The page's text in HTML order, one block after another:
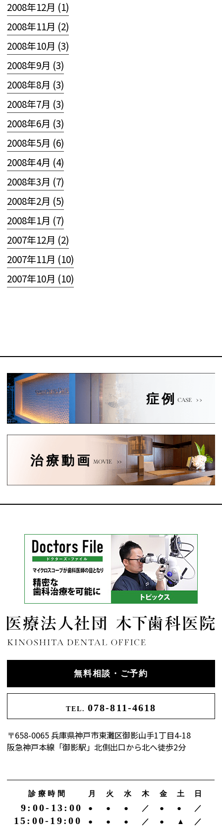
2008年12月 (1)
2008年11月 (2)
2008年10月 (3)
2008年9月 (3)
2008年8月 (3)
2008年7月 (3)
2008年6月 (3)
2008年5月 (6)
2008年4月 (4)
2008年3月 (7)
2008年2月 (5)
2008年1月 (7)
2007年12月 (2)
2007年11月 (10)
2007年10月 (10)
症例 CASE
治療動画 MOVIE
TEL. 078-811-4618
無料相談・ご予約
〒658-0065 兵庫県神戸市東灘区御影山手1丁目4-18
阪急神戸本線「御影駅」北側出口から北へ徒歩2分
診療時間 月 火 水 木 金 土 日
9:00-13:00 ● ● ● ／ ● ● ／
15:00-19:00 ● ● ● ／ ● ▲ ／